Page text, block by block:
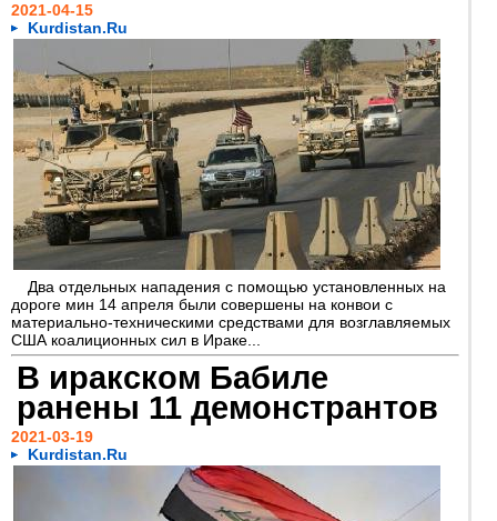
2021-04-15
Kurdistan.Ru
Два отдельных нападения с помощью установленных на
дороге мин 14 апреля были совершены на конвои с
материально-техническими средствами для возглавляемых
США коалиционных сил в Ираке...
В иракском Бабиле
ранены 11 демонстрантов
2021-03-19
Kurdistan.Ru